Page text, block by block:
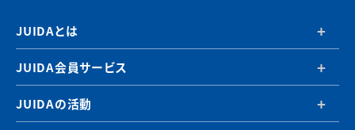
JUIDAとは
JUIDA会員サービス
JUIDAの活動